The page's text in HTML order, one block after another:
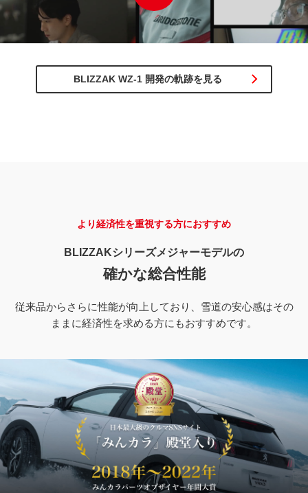
BLIZZAK WZ-1 開発の軌跡を見る
より経済性を重視する方におすすめ
BLIZZAKシリーズメジャーモデルの
確かな総合性能
従来品からさらに性能が向上しており、雪道の安心感はその
ままに経済性を求める方にもおすすめです。